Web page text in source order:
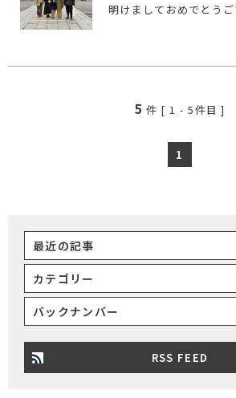
5 件 [1 -5件目 ]
1
最近の記事
カテゴリー
バックナンバー
RSS FEED